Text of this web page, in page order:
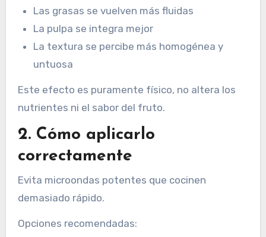
Las grasas se vuelven más fluidas
La pulpa se integra mejor
La textura se percibe más homogénea y
untuosa
Este efecto es puramente físico, no altera los
nutrientes ni el sabor del fruto.
2. Cómo aplicarlo
correctamente
Evita microondas potentes que cocinen
demasiado rápido.
Opciones recomendadas: